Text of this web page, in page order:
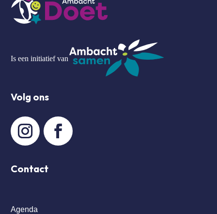
Is een initiatief van
Volg ons
Contact
Agenda